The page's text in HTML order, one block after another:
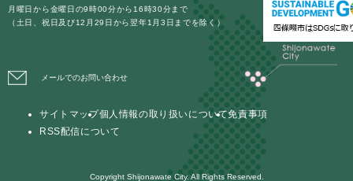
月曜日から金曜日の9時00分から16時30分まで
（土日、祝日及び12月29日から翌年1月3日までを除く）
メールでのお問い合わせ
サイトマップ個人情報の取り扱いについて免責事項
RSS配信について
Copyright Shijonawate City. All Rights Reserved.